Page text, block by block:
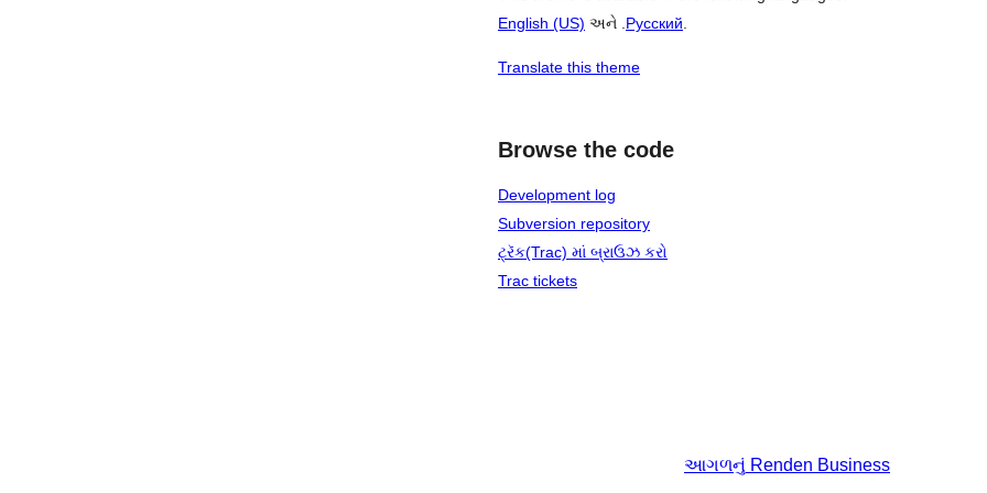
English (US) અને . Русский
Translate this theme
Browse the code
Development log
Subversion repository
ટ્રૅક(Trac) માં બ્રાઉઝ કરો
Trac tickets
આગળનું Renden Business